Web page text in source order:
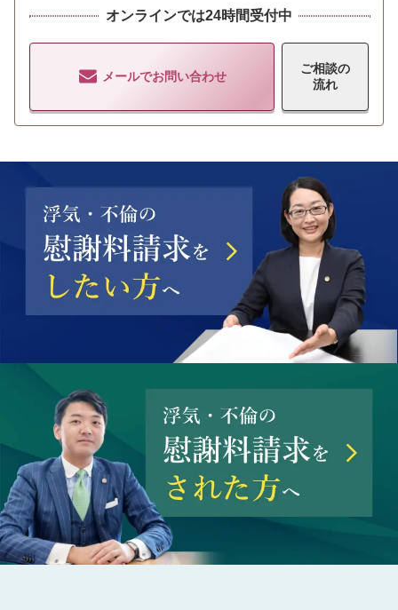
オンラインでは24時間受付中
メールでお問い合わせ
ご相談の
流れ